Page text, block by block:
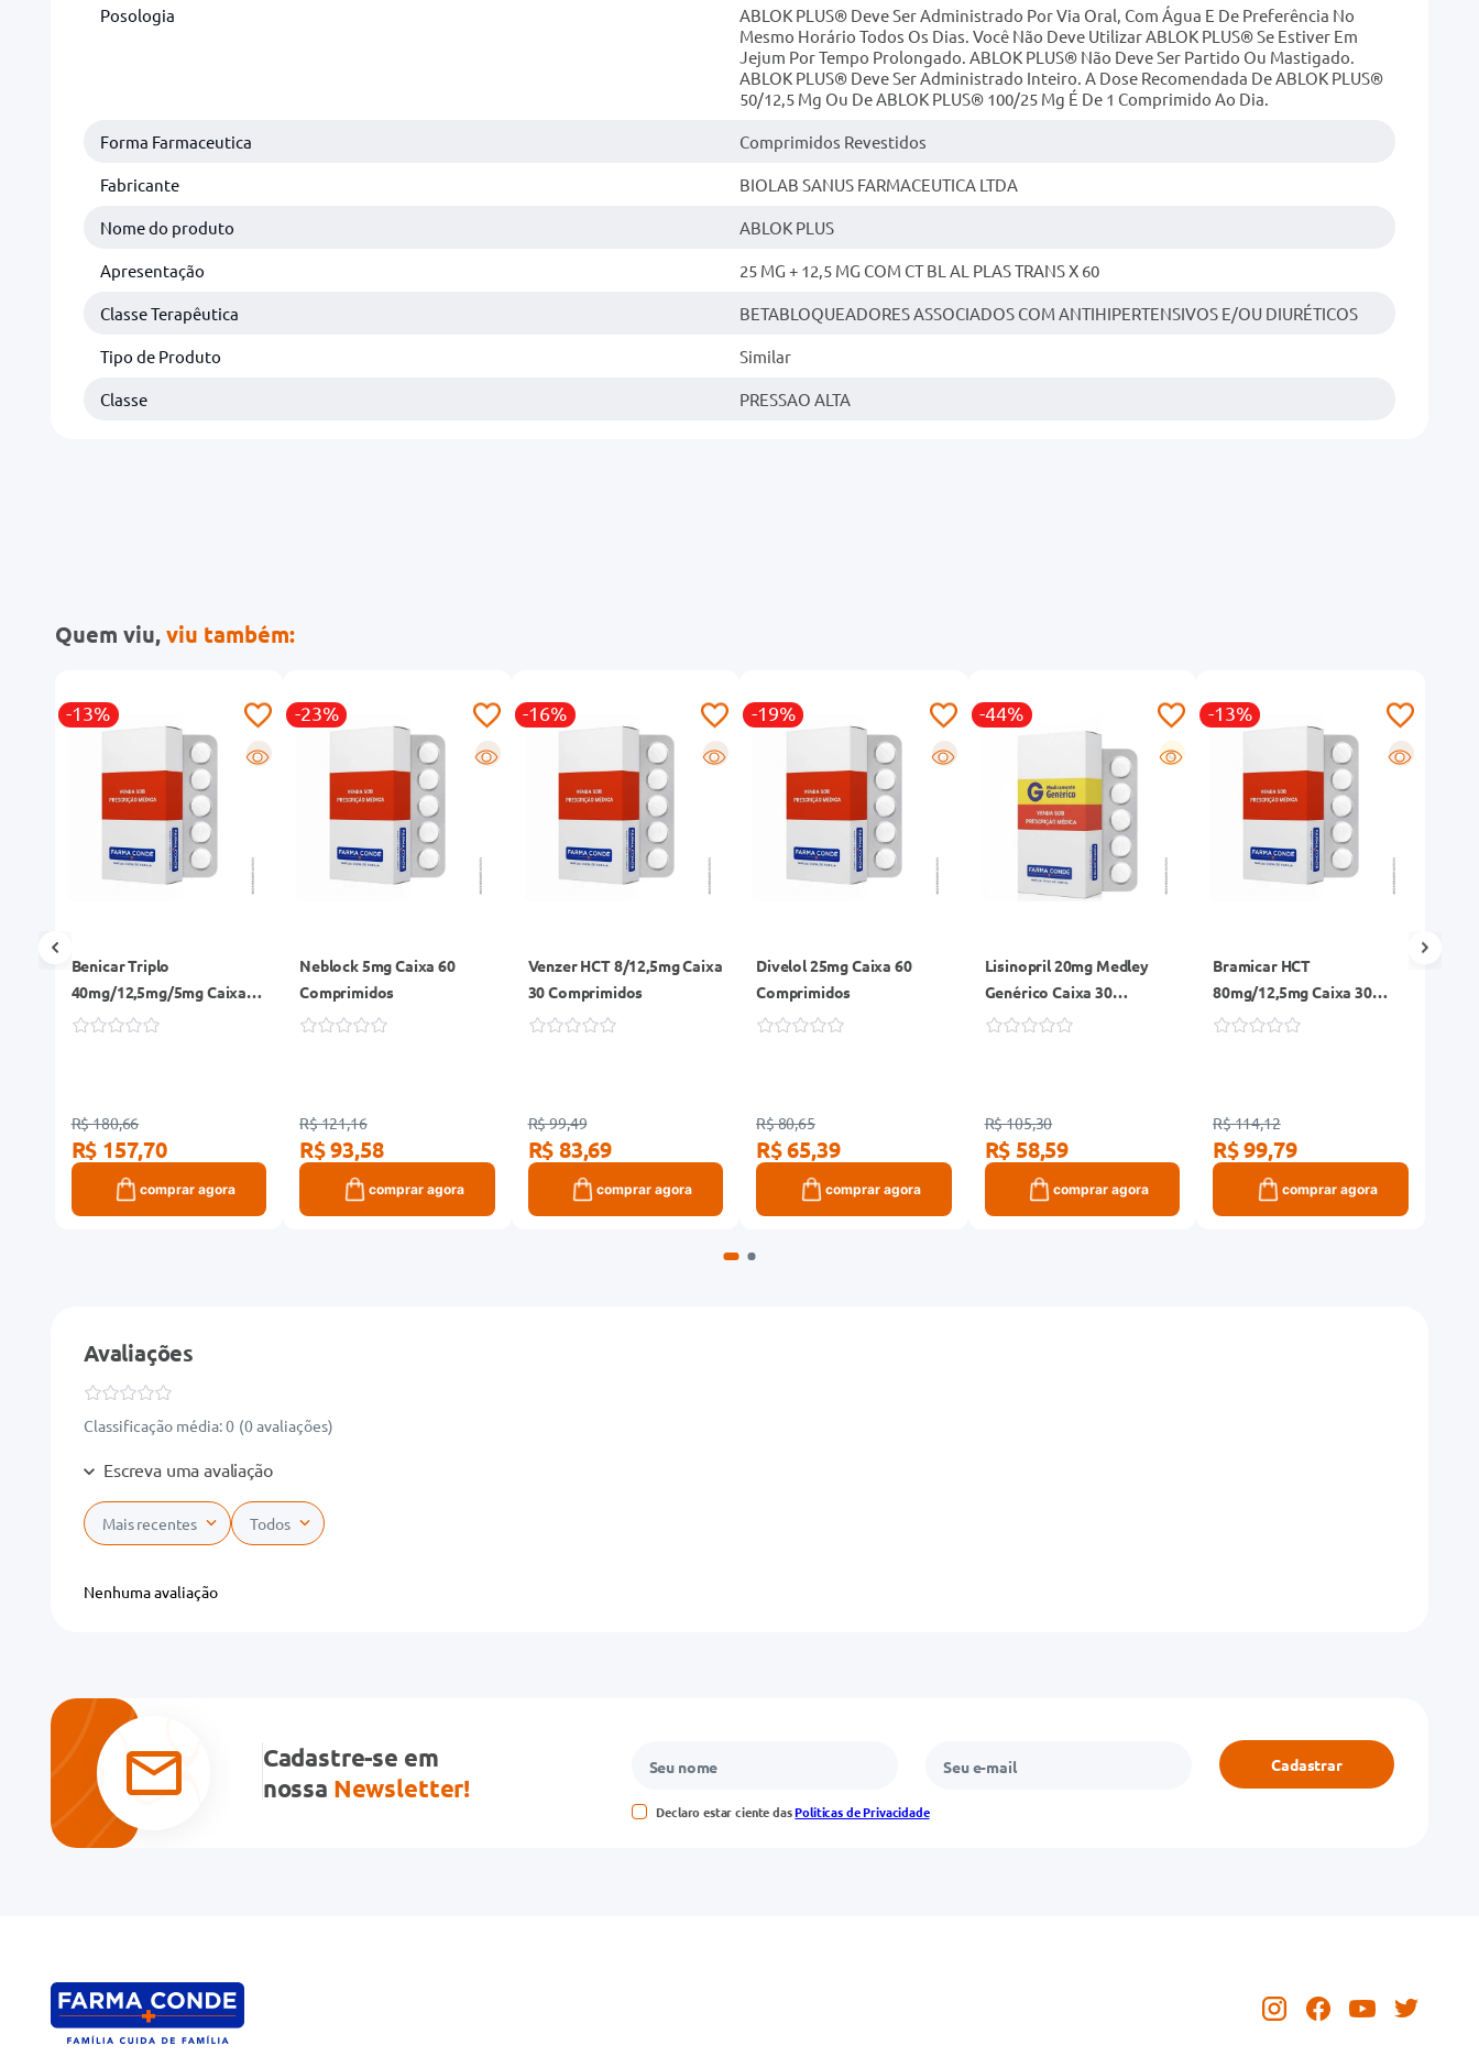
Posologia
ABLOK PLUS® Deve Ser Administrado Por Via Oral, Com Água E De Preferência No
Mesmo Horário Todos Os Dias. Você Não Deve Utilizar ABLOK PLUS® Se Estiver Em
Jejum Por Tempo Prolongado. ABLOK PLUS® Não Deve Ser Partido Ou Mastigado.
ABLOK PLUS® Deve Ser Administrado Inteiro. A Dose Recomendada De ABLOK PLUS®
50/12,5 Mg Ou De ABLOK PLUS® 100/25 Mg É De 1 Comprimido Ao Dia.
Forma Farmaceutica Comprimidos Revestidos
Fabricante BIOLAB SANUS FARMACEUTICA LTDA
Nome do produto ABLOK PLUS
Apresentação 25 MG + 12,5 MG COM CT BL AL PLAS TRANS X 60
Classe Terapêutica BETABLOQUEADORES ASSOCIADOS COM ANTIHIPERTENSIVOS E/OU DIURÉTICOS
Tipo de Produto Similar
Classe PRESSAO ALTA
Quem viu,viu também:
-13%
R
Benicar Triplo
40mg/12,5mg/5mg Caixa
30 Comprimidos
R$ 180,66
R$ 157,70
comprar agora
-23%
R
Neblock 5mg Caixa 60
Comprimidos
R$ 121,16
R$ 93,58
comprar agora
-16%
R
Venzer HCT 8/12,5mg Caixa
30 Comprimidos
R$ 99,49
R$ 83,69
comprar agora
-19%
R
Divelol 25mg Caixa 60
Comprimidos
R$ 80,65
R$ 65,39
comprar agora
-44%
G
Lisinopril 20mg Medley
Genérico Caixa 30
Comprimidos
R$ 105,30
R$ 58,59
comprar agora
-13%
R
Bramicar HCT
80mg/12,5mg Caixa 30
Comprimidos Revestidos
R$ 114,12
R$ 99,79
comprar agora
Avaliações
Classificação média: 0 (0 avaliações)
Escreva uma avaliação
Adicionar avaliação
Avalie o produto de 1 a 5 estrelas
★★★
Seu nome
Mais recentes Todos
Nenhuma avaliação
Cadastre-se em
nossa Newsletter!
Declaro estar ciente dasPolíticas de Privacidade
Cadastrar